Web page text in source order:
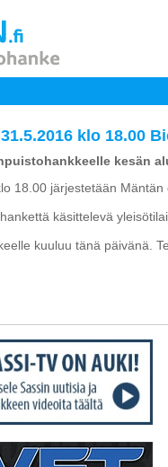
klo 18.00
kesän
18.00 järjestetään Mäntän
käsittelevä
kuuluu tänä päivänä.